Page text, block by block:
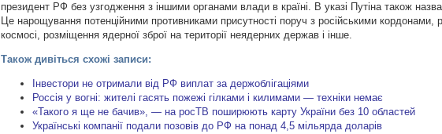
президент РФ без узгодження з іншими органами влади в країні. В указі Путіна також
Це нарощування потенційними противниками присутності поруч з російськими
космосі, розміщення ядерної зброї на території неядерних держав і інше.
Також дивіться схожі записи:
Інвестори не отримали від РФ виплат за держоблігаціями
Россія у вогні: жителі гасять пожежі гілками і килимами — техніки немає
«Такого я ще не бачив», — на росТВ поширюють карту України без 10 областей
Українські компанії подали позовів до РФ на понад 4,5 мільярда доларів